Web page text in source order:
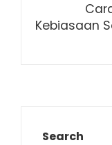
Kebiasaan
Search